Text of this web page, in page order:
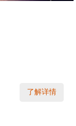
了解详情